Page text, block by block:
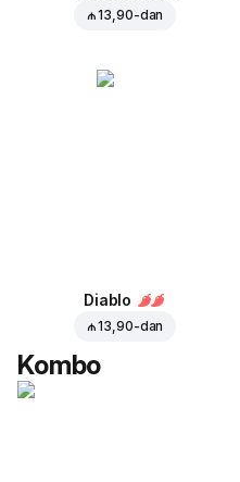
₼ 13,90-dan
Diablo
₼ 13,90-dan
Kombo